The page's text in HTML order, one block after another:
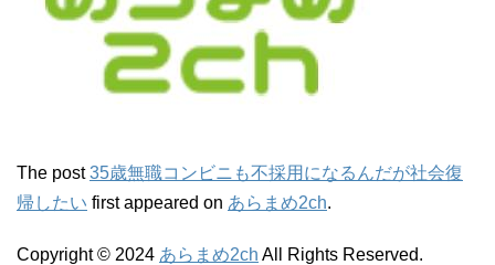
The post35歳無職コンビニも不採用になるんだが社会復
帰したい first appeared on あらまめ2ch.
Copyright © 2024 あらまめ2ch All Rights Reserved.